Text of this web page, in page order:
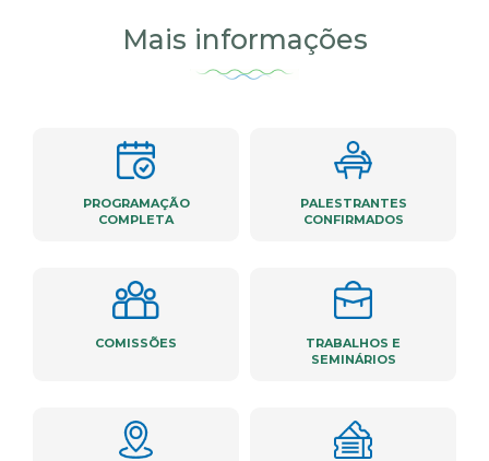
Mais informações
PROGRAMAÇÃO
COMPLETA
PALESTRANTES
CONFIRMADOS
COMISSÕES
TRABALHOS E
SEMINÁRIOS